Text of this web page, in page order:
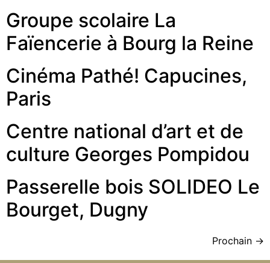
Groupe scolaire La
Faïencerie à Bourg la Reine
Cinéma Pathé! Capucines,
Paris
Centre national d’art et de
culture Georges Pompidou
Passerelle bois SOLIDEO Le
Bourget, Dugny
Prochain →